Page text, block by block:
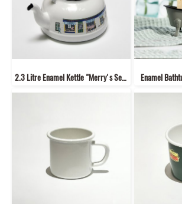
2.3 Litre Enamel Kettle "Merry's Series" Enamel